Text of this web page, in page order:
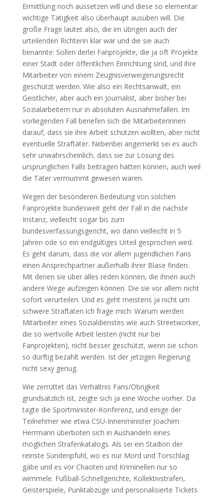
Ermittlung noch aussetzen will und diese so elementar
wichtige Tätigkeit also überhaupt ausüben will. Die
große Frage lautet also, die im übrigen auch der
urteilenden Richterin klar war und die sie auch
benannte: Sollen derlei Fanprojekte, die ja oft Projekte
einer Stadt oder öffentlichen Einrichtung sind, und ihre
Mitarbeiter von einem Zeugnisverweigerungsrecht
geschützt werden. Wie also ein Rechtsanwalt, ein
Geistlicher, aber auch ein Journalist, aber bisher bei
Sozialarbeitern nur in absoluten Ausnahmefällen. Im
vorliegenden Fall beriefen sich die Mitarbeiterinnen
darauf, dass sie ihre Arbeit schützen wollten, aber nicht
eventuelle Straftäter. Nebenbei angemerkt sei es auch
sehr unwahrscheinlich, dass sie zur Lösung des
ursprünglichen Falls beitragen hätten können, auch weil
die Täter vermummt gewesen wären.
Wegen der besonderen Bedeutung von solchen
Fanprojekte bundesweit geht der Fall in die nächste
Instanz, vielleicht sogar bis zum
bundesverfassungsgericht, wo dann vielleicht in 5
Jahren ode so ein endgültiges Urteil gesprochen wird.
Es geht darum, dass die vor allem jugendlichen Fans
einen Ansprechpartner außerhalb ihrer Blase finden.
Mit denen sie über alles reden können, die ihnen auch
andere Wege aufzeigen können. Die sie vor allem nicht
sofort verurteilen. Und es geht meistens ja nicht um
schwere Straftaten.Ich frage mich: Warum werden
Mitarbeiter eines Sozialdienstes wie auch Streetworker,
die so wertvolle Arbeit leisten (nicht nur bei
Fanprojekten), nicht besser geschützt, wenn sie schon
so dürftig bezahlt werden. Ist der jetzigen Regierung
nicht sexy genug.
Wie zerrüttet das Verhältnis Fans/Obrigkeit
grundsätzlich ist, zeigte sich ja eine Woche vorher. Da
tagte die Sportminister-Konferenz, und einige der
Teilnehmer wie etwa CSU-Innenminister Joachim
Herrmann überboten sich in Aushandeln eines
möglichen Strafenkatalogs. Als sei ein Stadion der
reinste Sündenpfuhl, wo es nur Mord und Torschlag
gäbe und es vor Chaoten und Kriminellen nur so
wimmele. Fußball-Schnellgerichte, Kollektivstrafen,
Geisterspiele, Punktabzüge und personalisierte Tickets